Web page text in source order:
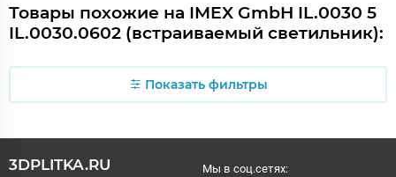
Товары похожие на IMEX GmbH IL.0030 5
IL.0030.0602 (встраиваемый светильник):
Показать фильтры
3DPLITKA.RU Мы в соц.сетях: